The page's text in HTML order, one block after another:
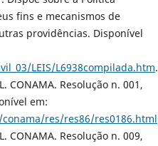
fins e mecanismos de
providências. Disponível
LEIS/L6938compilada.htm.
CONAMA. Resolução n. 001,
em:
res/res86/res0186.html
CONAMA. Resolução n. 009,